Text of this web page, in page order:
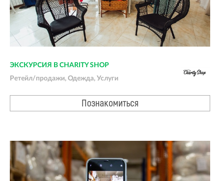
ЭКСКУРСИЯ В CHARITY SHOP
Ретейл/продажи, Одежда, Услуги
Познакомиться